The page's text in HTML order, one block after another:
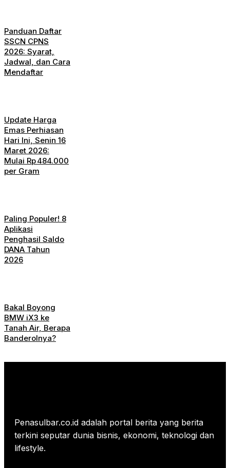
Panduan Daftar
SSCN CPNS
2026: Syarat,
Jadwal, dan Cara
Mendaftar
Update Harga
Emas Perhiasan
Hari Ini, Senin 16
Maret 2026:
Mulai Rp 484.000
per Gram
Paling Populer! 8
Aplikasi
Penghasil Saldo
DANA Tahun
2026
Bakal Boyong
BMW iX3 ke
Tanah Air, Berapa
Banderolnya?
Penasulbar.co.id adalah portal berita yang berita
terkini seputar dunia bisnis, ekonomi, teknologi dan
lifestyle.